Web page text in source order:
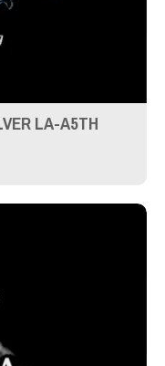
LA-A5TH